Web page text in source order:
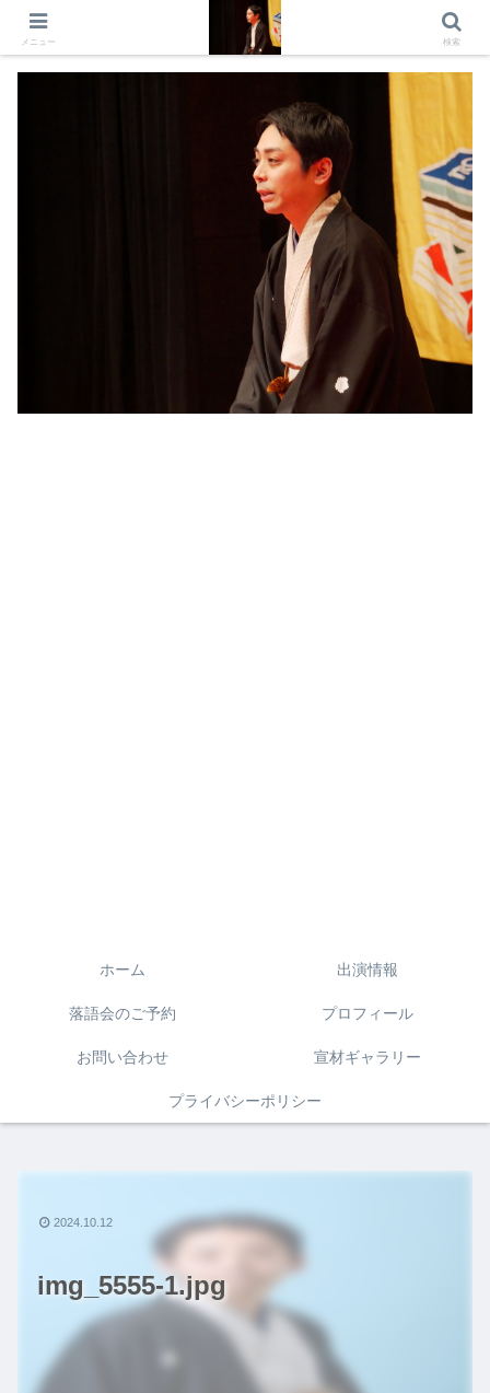
出演情報 出演依頼 日記 プロフィール
ホーム 出演情報
落語会のご予約 プロフィール
お問い合わせ 宣材ギャラリー
プライバシーポリシー
img_5555-1.jpg
2024.10.12
メニュー 検索